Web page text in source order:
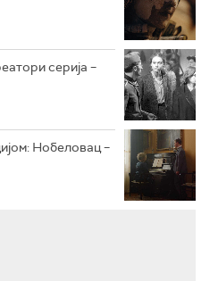
серија –
Нобеловац –